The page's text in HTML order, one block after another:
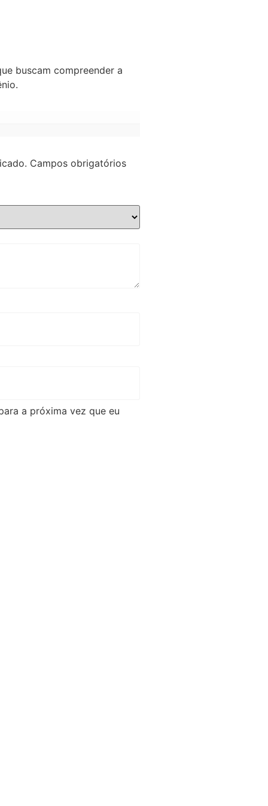
buscam compreender a
Campos obrigatórios
a próxima vez que eu